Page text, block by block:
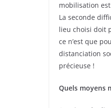
mobilisation
La seconde
lieu choisi doit
ce n’est que
distanciation
précieuse !
Quels moyens